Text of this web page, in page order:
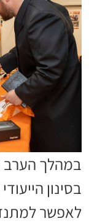
במהלך הערב
בסינון
לאפשר